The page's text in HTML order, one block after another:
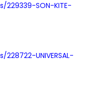
SON-KITE-
UNIVERSAL-